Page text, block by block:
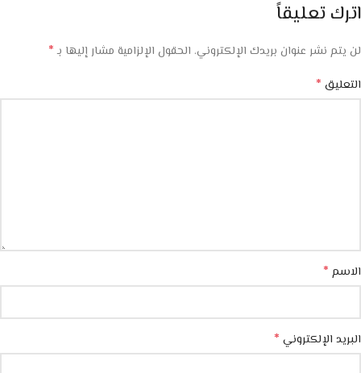
اترك تعليقاً
لن يتم نشر عنوان بريدك الإلكتروني. الحقول الإلزامية مشار إليها بـ*
التعليق *
الاسم *
البريد الإلكتروني *